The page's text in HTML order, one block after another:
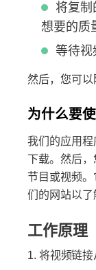
将复制
想要的质
等待视
然后，您可以
为什么要
我们的应用
下载。然后
节目或视频
们的网站以了
工作原理
将视频链